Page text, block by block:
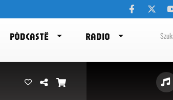
PÒDCASTË RADIO